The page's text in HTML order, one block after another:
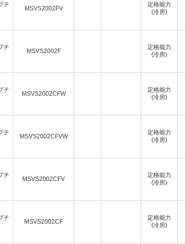
チ
MSVS2002FV
定格能力
(冷房)
チ
MSVS2002F
定格能力
(冷房)
チ
MSVS2002CFW
定格能力
(冷房)
チ
MSVS2002CFVW
定格能力
(冷房)
チ
MSVS2002CFV
定格能力
(冷房)
チ
MSVS2002CF
定格能力
(冷房)